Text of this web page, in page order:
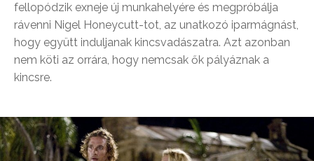
fellopódzik exneje új munkahelyére és megpróbálja
rávenni Nigel Honeycutt-tot, az unatkozó iparmágnást,
hogy együtt induljanak kincsvadászatra. Azt azonban
nem köti az orrára, hogy nemcsak ők pályáznak a
kincsre.